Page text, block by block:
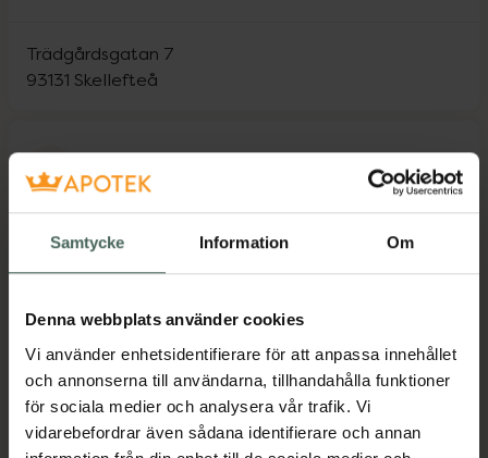
Samtycke Information Om
Denna webbplats använder cookies
Vi använder enhetsidentifierare för att anpassa innehållet
och annonserna till användarna, tillhandahålla funktioner
för sociala medier och analysera vår trafik. Vi
vidarebefordrar även sådana identifierare och annan
Trädgårdsgatan 7
93131 Skellefteå
Öppettider idag
Stängt
Tisdag 09:00-17:00
Onsdag 09:00-17:00